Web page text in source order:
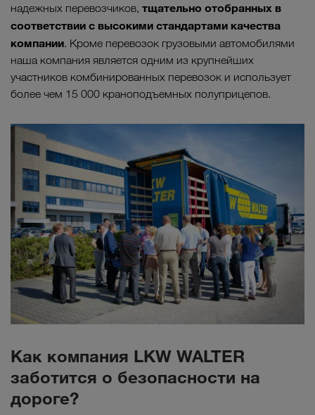
надежных перевозчиков, тщательно отобранных в
соответствии с высокими стандартами качества
компании. Кроме перевозок грузовыми автомобилями
наша компания является одним из крупнейших
участников комбинированных перевозок и использует
более чем 15 000 краноподъемных полуприцепов.
Как компания LKW WALTER
заботится о безопасности на
дороге?